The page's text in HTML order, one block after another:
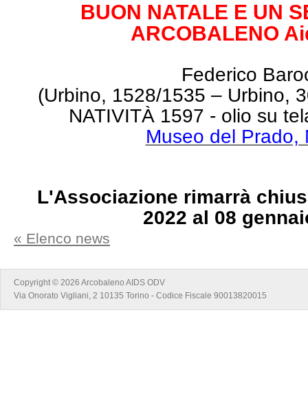
BUON NATALE E UN
ARCOBALENO
Federico
(Urbino, 1528/1535 – Urbino,
NATIVITÀ 1597 - olio su
Museo del Prado,
L'Associazione rimarrà
2022 al 08
« Elenco news
Copyright © 2026 Arcobaleno AIDS ODV
Via Onorato Vigliani, 2 10135 Torino - Codice Fiscale 90013820015